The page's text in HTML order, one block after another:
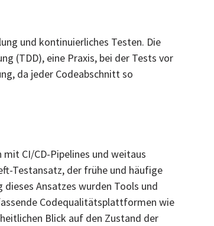
und kontinuierliches Testen. Die
(TDD), eine Praxis, bei der Tests vor
da jeder Codeabschnitt so
CI/CD-Pipelines und weitaus
Testansatz, der frühe und häufige
Ansatzes wurden Tools und
Codequalitätsplattformen wie
Blick auf den Zustand der